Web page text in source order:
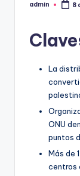
Publicado
admin 8
La
ONU
puntos
Más de
centros